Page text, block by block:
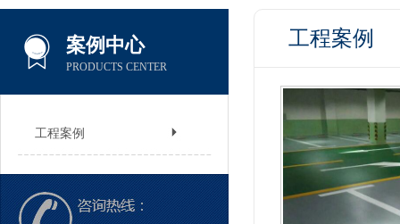
案例中心
PRODUCTS CENTER
工程案例
工程案例